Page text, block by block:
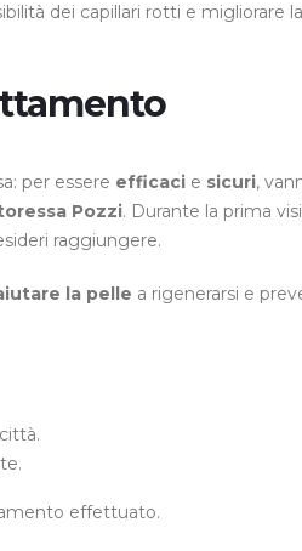
dei capillari rotti e migliorare la
per essere efficaci e sicuri,
Pozzi. Durante la prima
raggiungere.
la pelle a rigenerarsi e
effettuato.